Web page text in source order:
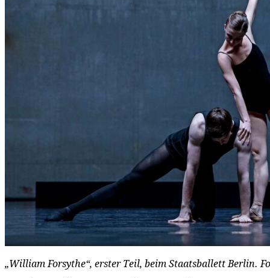
„William Forsythe“, erster Teil, beim Staatsballett Berlin.